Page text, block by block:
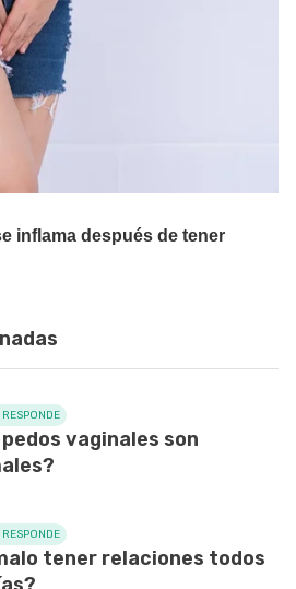
vaginales son
tener relaciones todos